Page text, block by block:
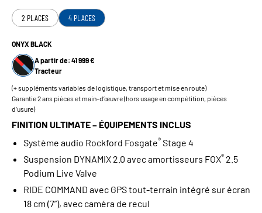
2 PLACES 4 PLACES
ONYX BLACK
A partir de: 41 999 €
Tracteur
(+ suppléments variables de logistique, transport et mise en route)
Garantie 2 ans pièces et main-d’œuvre (hors usage en compétition, pièces
d’usure)
FINITION ULTIMATE – ÉQUIPEMENTS INCLUS
Système audio Rockford Fosgate® Stage 4
Suspension DYNAMIX 2.0 avec amortisseurs FOX® 2.5
Podium Live Valve
RIDE COMMAND avec GPS tout‑terrain intégré sur écran
18 cm (7”), avec caméra de recul